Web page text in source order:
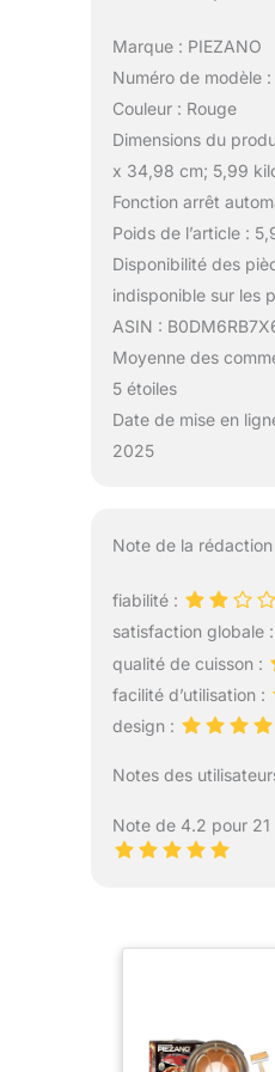
Marque : PIEZANO
Numéro de modèle
Couleur : Rouge
Dimensions du
x 34,98 cm; 5,99
Fonction arrêt
Poids de l’article :
Disponibilité des
indisponible sur les
ASIN :
Moyenne des
5 étoiles
Date de mise en
2025
Note de la
fiabilité :
satisfaction globale :
qualité de cuisson :
facilité d’utilisation :
design :
Notes des
Note de 4.2 pour 21